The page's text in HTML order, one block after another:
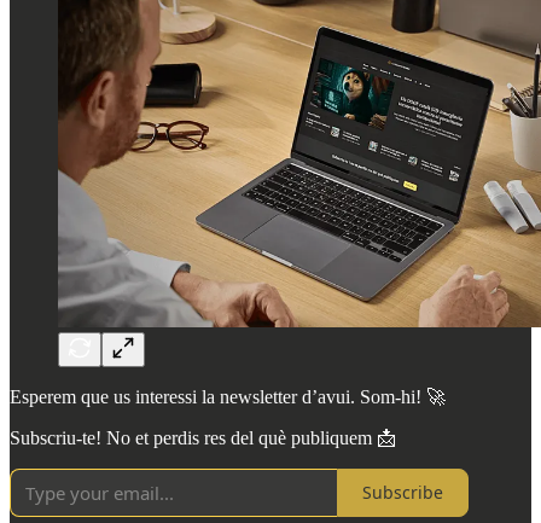
Esperem que us interessi la newsletter d’avui. Som-hi! 🚀
Subscriu-te! No et perdis res del què publiquem 📩
Subscribe